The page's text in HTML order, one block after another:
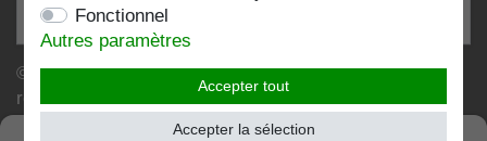
Informations sur l'authenticité des évaluations des clients
© Copyright 2026 | Stockshop.de GmbH. Tous droits
réservés.
Fonctionnel
Autres paramètres
Accepter tout
Accepter la sélection